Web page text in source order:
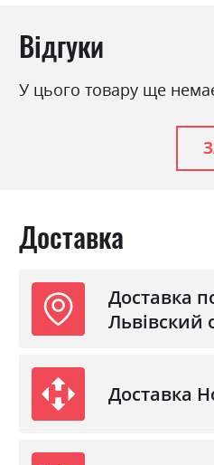
Відгуки
У цього товару ще немає
Доставка
Доставка
Львівский
Доставка